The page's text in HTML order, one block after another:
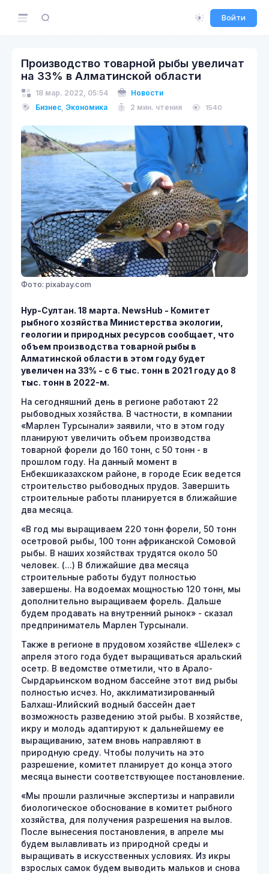
Войти
Производство товарной рыбы увеличат
на 33% в Алматинской области
18 мар. 2022, 05:54
Новости
Бизнес, Экономика 2 мин. чтения 1540
Фото: pixabay.com
Нур-Султан. 18 марта. NewsHub - Комитет
рыбного хозяйства Министерства экологии,
геологии и природных ресурсов сообщает, что
объем производства товарной рыбы в
Алматинской области в этом году будет
увеличен на 33% - с 6 тыс. тонн в 2021 году до 8
тыс. тонн в 2022-м.
На сегодняшний день в регионе работают 22
рыбоводных хозяйства. В частности, в компании
«Марлен Турсынали» заявили, что в этом году
планируют увеличить объем производства
товарной форели до 160 тонн, с 50 тонн - в
прошлом году. На данный момент в
Енбекшиказахском районе, в городе Есик ведется
строительство рыбоводных прудов. Завершить
строительные работы планируется в ближайшие
два месяца.
«В год мы выращиваем 220 тонн форели, 50 тонн
осетровой рыбы, 100 тонн африканской Сомовой
рыбы. В наших хозяйствах трудятся около 50
человек. (...) В ближайшие два месяца
строительные работы будут полностью
завершены. На водоемах мощностью 120 тонн, мы
дополнительно выращиваем форель. Дальше
будем продавать на внутренний рынок» - сказал
предприниматель Марлен Турсынали.
Также в регионе в прудовом хозяйстве «Шелек» с
апреля этого года будет выращиваться аральский
осетр. В ведомстве отметили, что в Арало-
Сырдарьинском водном бассейне этот вид рыбы
полностью исчез. Но, акклиматизированный
Балхаш-Илийский водный бассейн дает
возможность разведению этой рыбы. В хозяйстве,
икру и молодь адаптируют к дальнейшему ее
выращиванию, затем вновь направляют в
природную среду. Чтобы получить на это
разрешение, комитет планирует до конца этого
месяца вынести соответствующее постановление.
«Мы прошли различные экспертизы и направили
биологическое обоснование в комитет рыбного
хозяйства, для получения разрешения на вылов.
После вынесения постановления, в апреле мы
будем вылавливать из природной среды и
выращивать в искусственных условиях. Из икры
взрослых самок будем выводить мальков и снова